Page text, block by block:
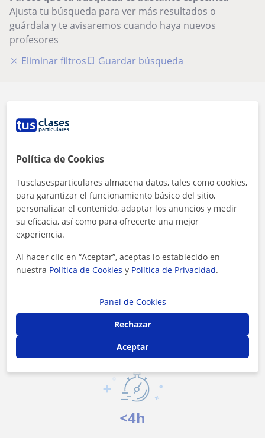
Ajusta tu búsqueda para ver más resultados o
guárdala y te avisaremos cuando haya nuevos
profesores
Eliminar filtros
Guardar búsqueda
Contacta con los profesores mediante nuestra
mensajería
Es el precio medio de las clases de Moda
<4h
Política de Cookies
Tusclasesparticulares almacena datos, tales como cookies,
para garantizar el funcionamiento básico del sitio,
personalizar el contenido, adaptar los anuncios y medir
su eficacia, así como para ofrecerte una mejor
experiencia.
Al hacer clic en “Aceptar”, aceptas lo establecido en
nuestra Política de Cookies y Política de Privacidad.
Panel de Cookies
Rechazar
Aceptar